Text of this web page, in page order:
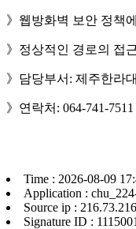
》웹방화벽 보안 정책
》정상적인 경로의 접
》담당부서: 제주한라
》연락처: 064-741-7511
Time : 2026-08-09
Application :
Source ip :
Signature ID :